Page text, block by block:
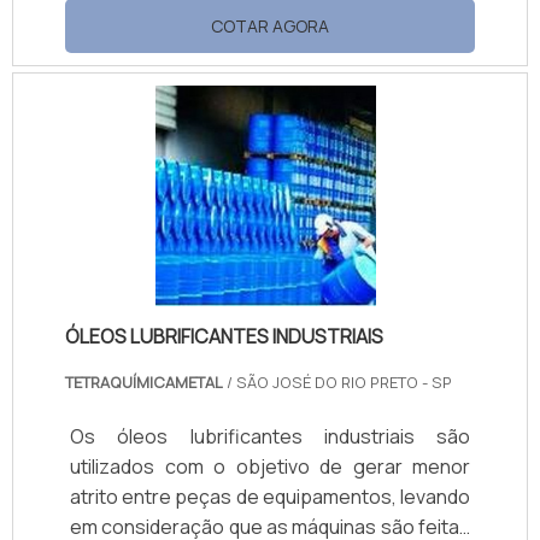
dividida em duas embalagens, uma contendo
resina epóxi e a outra contendo o agente de
cura, conhecido no mercado como
catalizador ou endurecedor. Tipos de
agentes de cura Poliamina; Poliamida; Entre
outros. Sua principal função é proteger o
aço de corrosão, promovendo uma
durabilidade muito maior.
COTAR AGORA
ÓLEOS LUBRIFICANTES INDUSTRIAIS
TETRAQUÍMICAMETAL / SÃO JOSÉ DO RIO PRETO - SP
Os óleos lubrificantes industriais são
utilizados com o objetivo de gerar menor
atrito entre peças de equipamentos, levando
em consideração que as máquinas são feitas